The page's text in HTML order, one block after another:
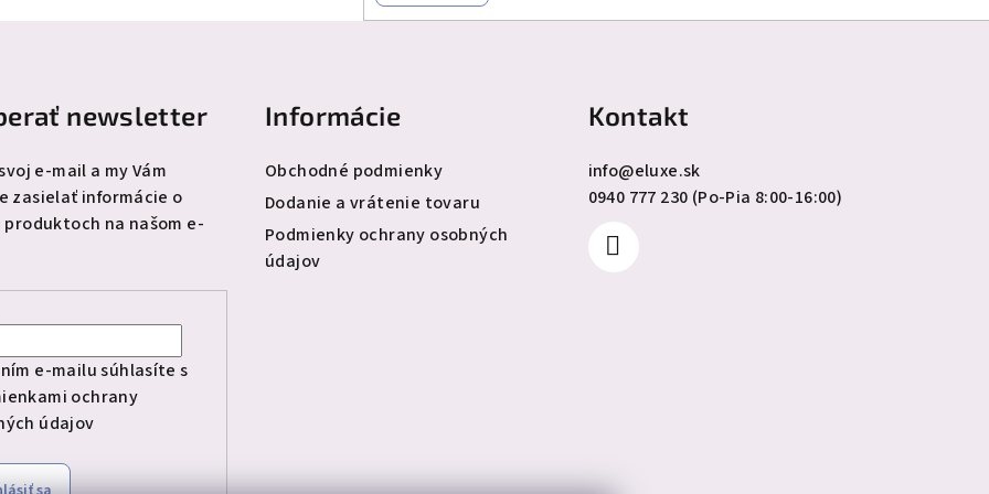
newsletter
e-mail a my Vám
zasielať informácie o
produktoch na našom e-
e-mailu súhlasíte s
ochrany
údajov
Informácie
Obchodné podmienky
Dodanie a vrátenie tovaru
Podmienky ochrany osobných
údajov
Kontakt
info@eluxe.sk
0940 777 230 (Po-Pia 8:00-16:00)